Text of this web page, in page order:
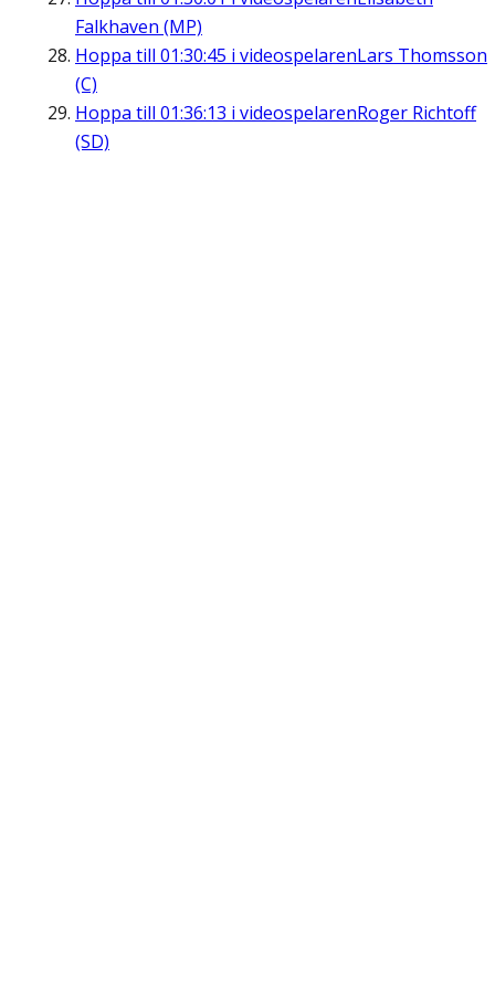
Falkhaven (MP)
Hoppa till 01:30:45 i videospelarenLars Thomsson
(C)
Hoppa till 01:36:13 i videospelarenRoger Richtoff
(SD)